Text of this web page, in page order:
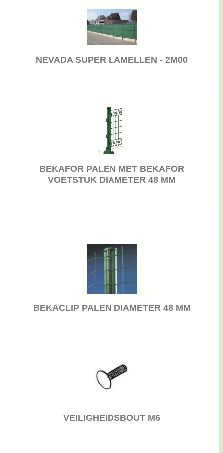
NEVADA SUPER LAMELLEN - 2M00
BEKAFOR PALEN MET BEKAFOR
VOETSTUK DIAMETER 48 MM
BEKACLIP PALEN DIAMETER 48 MM
VEILIGHEIDSBOUT M6